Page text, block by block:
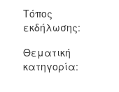
Τόπος
εκδήλωσης:
Θεματική
κατηγορία: